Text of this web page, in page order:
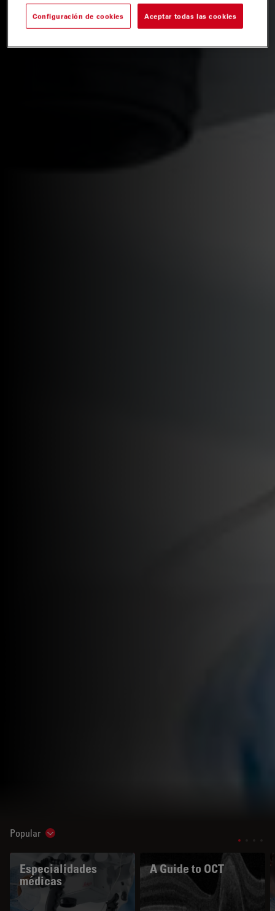
Popular Show subnavigation
Especialidades
médicas
A Guide to OCT
Configuración de cookies Aceptar todas las cookies